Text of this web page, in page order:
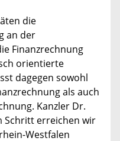
die
an der
Finanzrechnung
orientierte
dagegen sowohl
als auch
Kanzler Dr.
Schritt erreichen wir
Westfalen